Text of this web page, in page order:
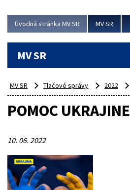
Úvodná stránka MV SR MV SR
MV SR
MV SR Tlačové správy 2022
POMOC UKRAJINE
10. 06. 2022